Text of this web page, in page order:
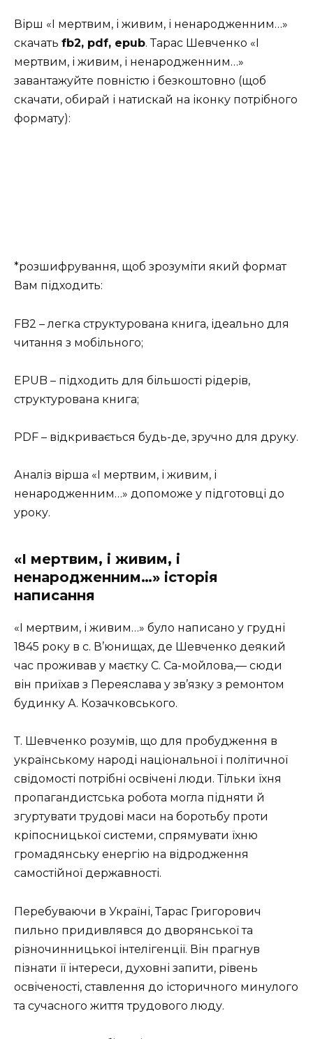
Вірш «І мертвим, і живим, і ненародженним…»
скачать fb2, pdf, epub. Тарас Шевченко «І
мертвим, і живим, і ненародженним…»
завантажуйте повністю і безкоштовно (щоб
скачати, обирай і натискай на іконку потрібного
формату):
*розшифрування, щоб зрозуміти який формат
Вам підходить:
FB2 – легка структурована книга, ідеально для
читання з мобільного;
EPUB – підходить для більшості рідерів,
структурована книга;
PDF – відкривається будь-де, зручно для друку.
Аналіз вірша «І мертвим, і живим, і
ненародженним…» допоможе у підготовці до
уроку.
«І мертвим, і живим, і
ненародженним…» історія
написання
«І мертвим, і живим…» було написано у грудні
1845 року в с. В’юнищах, де Шевченко деякий
час проживав у маєтку С. Са-мойлова,— сюди
він приїхав з Переяслава у зв’язку з ремонтом
будинку А. Козачковського.
Т. Шевченко розумів, що для пробудження в
українському народі національної і політичної
свідомості потрібні освічені люди. Тільки їхня
пропагандистська робота могла підняти й
згуртувати трудові маси на боротьбу проти
кріпосницької системи, спрямувати їхню
громадянську енергію на відродження
самостійної державності.
Перебуваючи в Україні, Тарас Григорович
пильно придивлявся до дворянської та
різночинницької інтелігенції. Він прагнув
пізнати її інтереси, духовні запити, рівень
освіченості, ставлення до історичного минулого
та сучасного життя трудового люду.